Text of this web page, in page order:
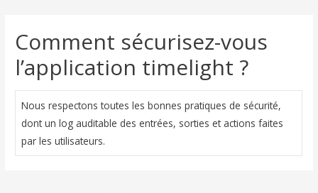
Comment sécurisez-vous
l’application timelight ?
Nous respectons toutes les bonnes pratiques de sécurité,
dont un log auditable des entrées, sorties et actions faites
par les utilisateurs.